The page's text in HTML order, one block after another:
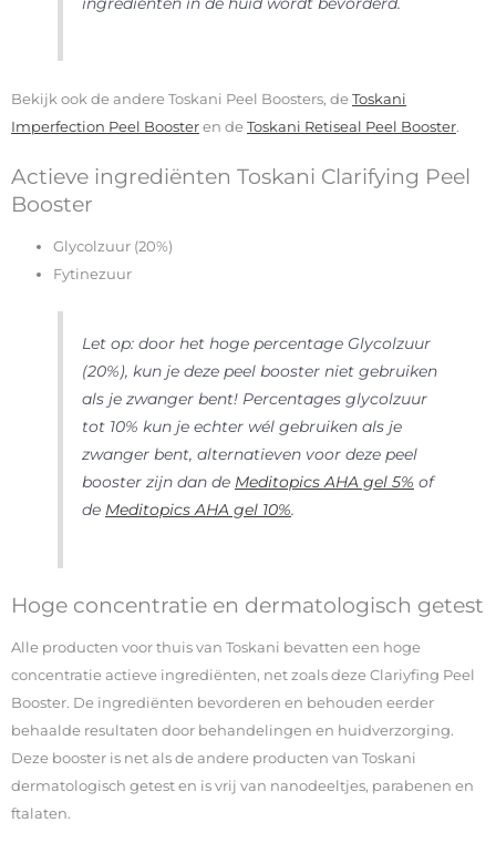
Bekijk ook de andere Toskani Peel Boosters, de Toskani
Imperfection Peel Booster en de Toskani Retiseal Peel Booster.
Actieve ingrediënten Toskani Clarifying Peel
Booster
Glycolzuur (20%)
Fytinezuur
Let op: door het hoge percentage Glycolzuur
(20%), kun je deze peel booster niet gebruiken
als je zwanger bent! Percentages glycolzuur
tot 10% kun je echter wél gebruiken als je
zwanger bent, alternatieven voor deze peel
booster zijn dan de Meditopics AHA gel 5% of
de Meditopics AHA gel 10%.
Hoge concentratie en dermatologisch getest
Alle producten voor thuis van Toskani bevatten een hoge
concentratie actieve ingrediënten, net zoals deze Clariyfing Peel
Booster. De ingrediënten bevorderen en behouden eerder
behaalde resultaten door behandelingen en huidverzorging.
Deze booster is net als de andere producten van Toskani
dermatologisch getest en is vrij van nanodeeltjes, parabenen en
ftalaten.